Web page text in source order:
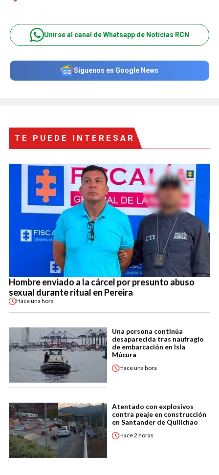
Unirse al canal de Whatsapp de Noticias RCN
Síguenos en Google News
TE PUEDE INTERESAR
Hombre enviado a la cárcel por presunto abuso
sexual durante ritual en Pereira
Haceuna hora
Una persona continúa
desaparecida tras naufragio
de embarcación en Isla
Múcura
Haceuna hora
Atentado con explosivos
contra peaje en construcción
en Santander de Quilichao
Hace2 horas